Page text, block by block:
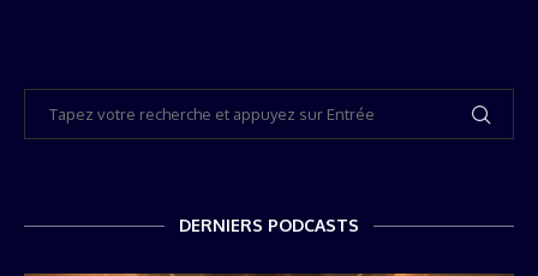
DERNIERS PODCASTS